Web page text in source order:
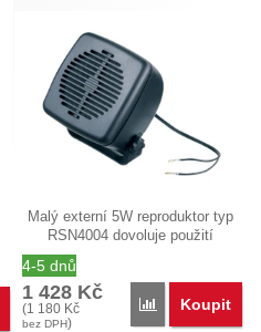
Malý externí 5W reproduktor typ
RSN4004 dovoluje použití
4-5 dnů
1 428 Kč
(1 180 Kč
bez DPH)
Porovnat
Koupit